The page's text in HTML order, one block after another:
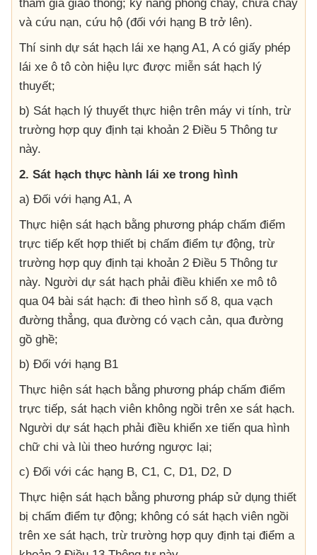
tham gia giao thông; kỹ năng phòng cháy, chữa cháy
và cứu nạn, cứu hộ (đối với hạng B trở lên).
Thí sinh dự sát hạch lái xe hạng A1, A có giấy phép
lái xe ô tô còn hiệu lực được miễn sát hạch lý
thuyết;
b) Sát hạch lý thuyết thực hiện trên máy vi tính, trừ
trường hợp quy định tại khoản 2 Điều 5 Thông tư
này.
2. Sát hạch thực hành lái xe trong hình
a) Đối với hạng A1, A
Thực hiện sát hạch bằng phương pháp chấm điểm
trực tiếp kết hợp thiết bị chấm điểm tự động, trừ
trường hợp quy định tại khoản 2 Điều 5 Thông tư
này. Người dự sát hạch phải điều khiển xe mô tô
qua 04 bài sát hạch: đi theo hình số 8, qua vạch
đường thẳng, qua đường có vạch cản, qua đường
gồ ghề;
b) Đối với hạng B1
Thực hiện sát hạch bằng phương pháp chấm điểm
trực tiếp, sát hạch viên không ngồi trên xe sát hạch.
Người dự sát hạch phải điều khiển xe tiến qua hình
chữ chi và lùi theo hướng ngược lại;
c) Đối với các hạng B, C1, C, D1, D2, D
Thực hiện sát hạch bằng phương pháp sử dụng thiết
bị chấm điểm tự động; không có sát hạch viên ngồi
trên xe sát hạch, trừ trường hợp quy định tại điểm a